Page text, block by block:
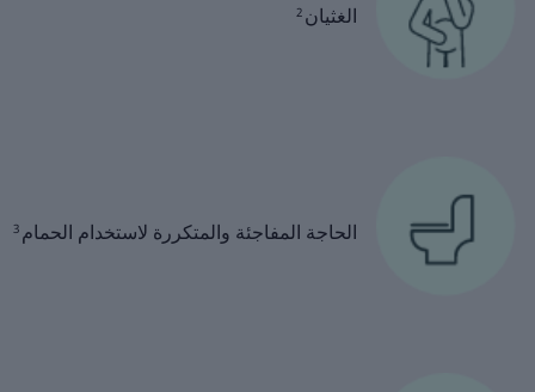
الغثيان 2
الحاجة المفاجئة والمتكررة لاستخدام الحمام 3